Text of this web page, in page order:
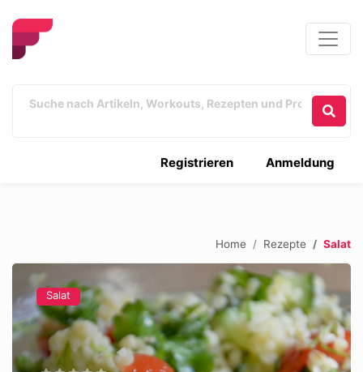
Anmeldung
Registrieren
Home Rezepte Salat
Salat